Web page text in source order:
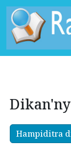
Hampiditra